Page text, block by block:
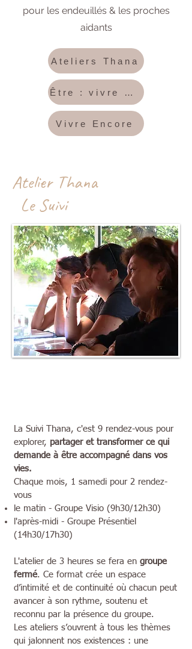
pour les endeuillés & les proches
aidants​
Ateliers Thana
Être : vivre & mourir
Vivre Encore
Atelier Thana
Le Suivi
La Suivi Thana, c'est 9 rendez-vous pour
explorer, partager et transformer ce qui
demande à être accompagné dans vos
vies.
Chaque mois, 1 samedi pour 2 rendez-
vous
le matin - Groupe Visio (9h30/12h30)
l'après-midi - Groupe Présentiel
(14h30/17h30)
L'atelier de 3 heures se fera en groupe
fermé. Ce format crée un espace
d’intimité et de continuité où chacun peut
avancer à son rythme, soutenu et
reconnu par la présence du groupe.
Les ateliers s’ouvrent à tous les thèmes
qui jalonnent nos existences : une